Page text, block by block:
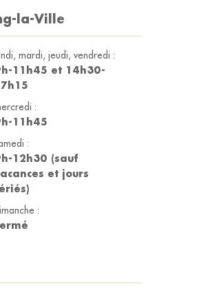
la-Ville
mardi, jeudi, vendredi :
11h45 et 14h30-
:
11h45
:
12h30 (sauf
et jours
: